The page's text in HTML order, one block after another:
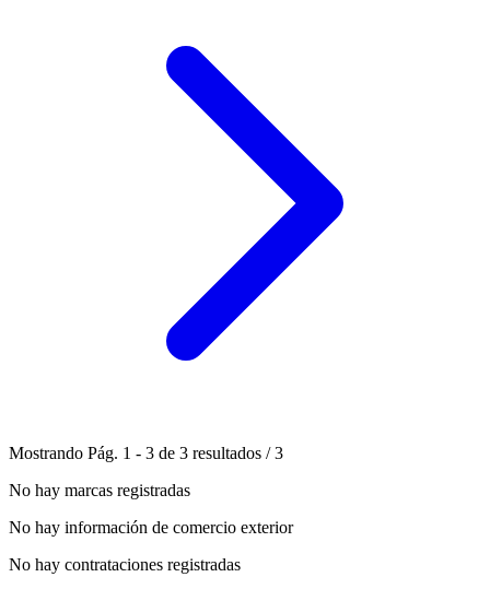
Mostrando Pág. 1 - 3 de 3 resultados /3
No hay marcas registradas
No hay información de comercio exterior
No hay contrataciones registradas